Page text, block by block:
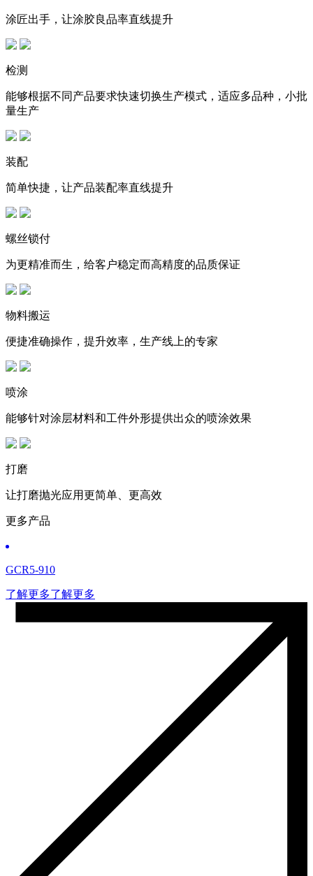
涂匠出手，让涂胶良品率直线提升
检测
能够根据不同产品要求快速切换生产模式，适应多品种，小批
量生产
装配
简单快捷，让产品装配率直线提升
螺丝锁付
为更精准而生，给客户稳定而高精度的品质保证
物料搬运
便捷准确操作，提升效率，生产线上的专家
喷涂
能够针对涂层材料和工件外形提供出众的喷涂效果
打磨
让打磨抛光应用更简单、更高效
更多产品
GCR5-910
了解更多了解更多